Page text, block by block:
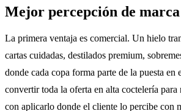
Mejor percepción de marca
La primera ventaja es comercial. Un hielo
cartas cuidadas, destilados premium,
donde cada copa forma parte de la puesta en
convertir toda la oferta en alta coctelería para
con aplicarlo donde el cliente lo percibe con